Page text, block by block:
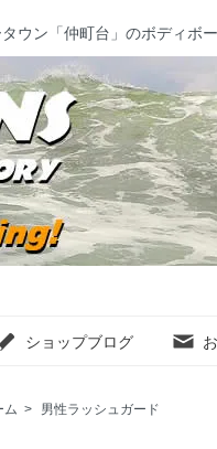
ウン「仲町台」のボディ
ショップブログ
ム > 男性ラッシュガード